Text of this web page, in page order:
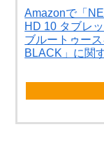
Amazonで「
HD 10 タブレ
ブルートゥー
BLACK」に関